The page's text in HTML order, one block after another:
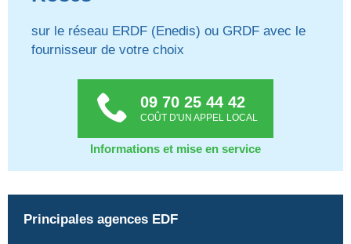
sur le réseau ERDF (Enedis) ou GRDF avec le
fournisseur de votre choix
09 70 25 44 42
COÛT D'UN APPEL LOCAL
Informations et mise en service
Principales agences EDF